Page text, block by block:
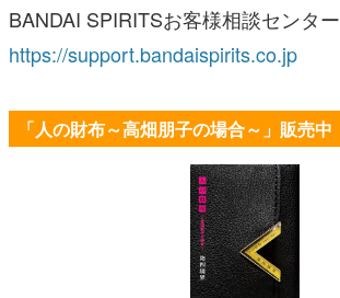
BANDAI SPIRITSお客様相談センター
https://support.bandaispirits.co.jp
「人の財布～高畑朋子の場合～」販売中